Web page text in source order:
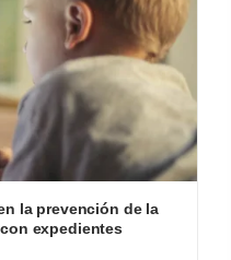
la prevención de la
expedientes